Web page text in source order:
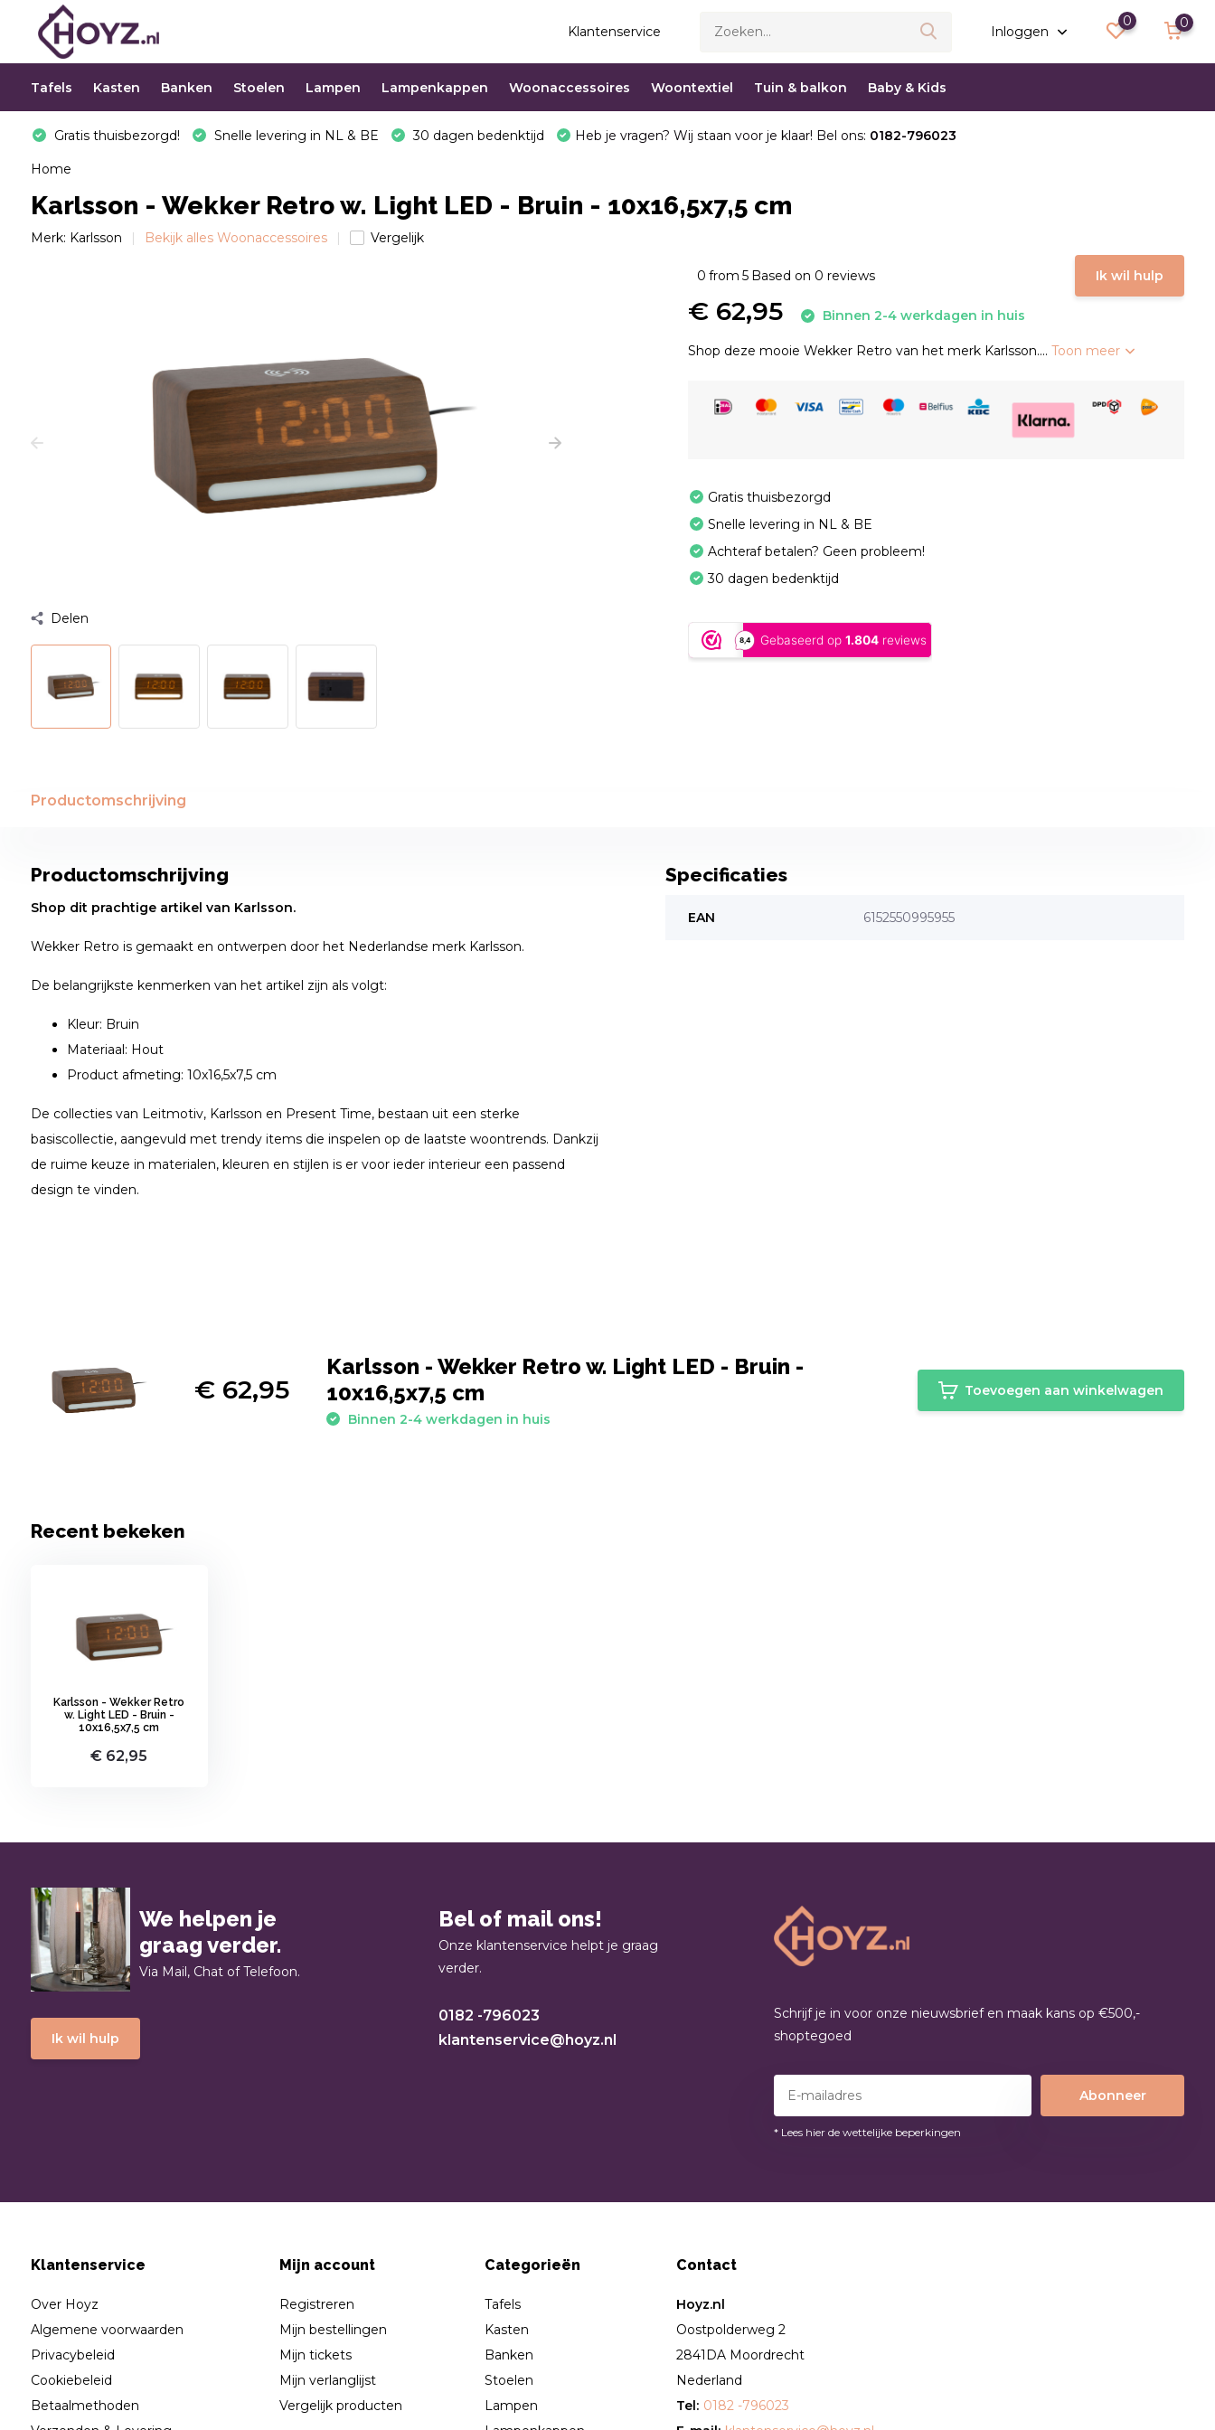
Klantenservice Inloggen
0 0
Tafels Kasten Banken Stoelen Lampen Lampenkappen Woonaccessoires Woontextiel Tuin & balkon Baby & Kids
Gratis thuisbezorgd! Snelle levering in NL & BE 30 dagen bedenktijd Heb je vragen? Wij staan voor je klaar! Bel ons: 0182-796023
Home
Karlsson - Wekker Retro w. Light LED - Bruin - 10x16,5x7,5 cm
Merk: Karlsson Bekijk alles Woonaccessoires Vergelijk
Delen
0 from 5 Based on 0 reviews Ik wil hulp
€ 62,95 Binnen 2-4 werkdagen in huis
Shop deze mooie Wekker Retro van het merk Karlsson....Toon meer
Gratis thuisbezorgd
Snelle levering in NL & BE
Achteraf betalen? Geen probleem!
30 dagen bedenktijd
Productomschrijving
Productomschrijving
Shop dit prachtige artikel van Karlsson.
Wekker Retro is gemaakt en ontwerpen door het Nederlandse merk Karlsson.
De belangrijkste kenmerken van het artikel zijn als volgt:
Kleur: Bruin
Materiaal: Hout
Product afmeting: 10x16,5x7,5 cm
De collecties van Leitmotiv, Karlsson en Present Time, bestaan uit een sterke
basiscollectie, aangevuld met trendy items die inspelen op de laatste woontrends. Dankzij
de ruime keuze in materialen, kleuren en stijlen is er voor ieder interieur een passend
design te vinden.
Specificaties
EAN 6152550995955
€ 62,95
Karlsson - Wekker Retro w. Light LED - Bruin -
10x16,5x7,5 cm
Binnen 2-4 werkdagen in huis
Toevoegen aan winkelwagen
Recent bekeken
Karlsson - Wekker Retro
w. Light LED - Bruin -
10x16,5x7,5 cm
€ 62,95
We helpen je
graag verder.
Via Mail, Chat of Telefoon.
Ik wil hulp
Bel of mail ons!
Onze klantenservice helpt je graag
verder.
0182 -796023
klantenservice@hoyz.nl
Schrijf je in voor onze nieuwsbrief en maak kans op €500,-
shoptegoed
Abonneer
* Lees hier de wettelijke beperkingen
Klantenservice
Over Hoyz
Algemene voorwaarden
Privacybeleid
Cookiebeleid
Betaalmethoden
Mijn account
Registreren
Mijn bestellingen
Mijn tickets
Mijn verlanglijst
Vergelijk producten
Categorieën
Tafels
Kasten
Banken
Stoelen
Lampen
Contact
Hoyz.nl
Oostpolderweg 2
2841DA Moordrecht
Nederland
Tel: 0182 -796023